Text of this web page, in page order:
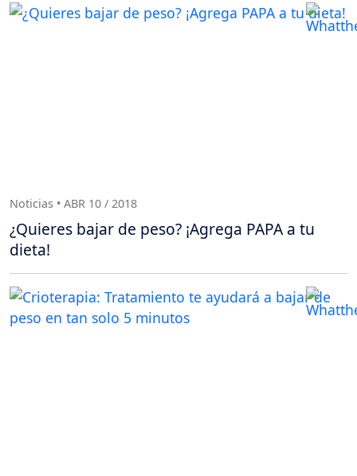
Noticias • ABR 10 / 2018
¿Quieres bajar de peso? ¡Agrega PAPA a tu
dieta!